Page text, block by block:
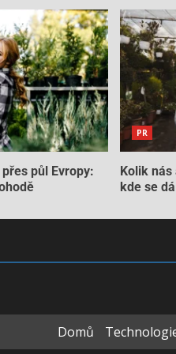
půl Evropy:
PR
Kolik nás
kde se
Domů